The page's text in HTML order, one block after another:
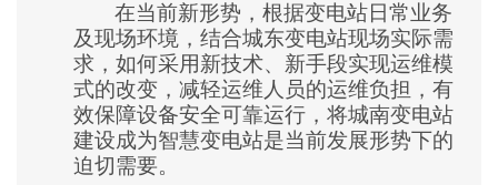
在当前新形势，根据变电站日常业务
及现场环境，结合城东变电站现场实际需
求，如何采用新技术、新手段实现运维模
式的改变，减轻运维人员的运维负担，有
效保障设备安全可靠运行，将城南变电站
建设成为智慧变电站是当前发展形势下的
迫切需要。